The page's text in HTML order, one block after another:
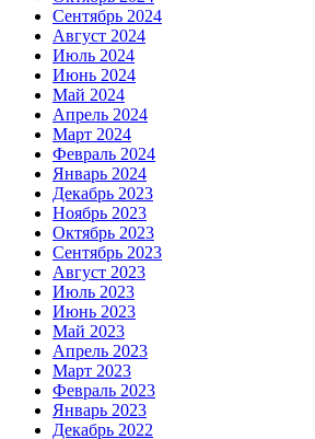
Сентябрь 2024
Август 2024
Июль 2024
Июнь 2024
Май 2024
Апрель 2024
Март 2024
Февраль 2024
Январь 2024
Декабрь 2023
Ноябрь 2023
Октябрь 2023
Сентябрь 2023
Август 2023
Июль 2023
Июнь 2023
Май 2023
Апрель 2023
Март 2023
Февраль 2023
Январь 2023
Декабрь 2022